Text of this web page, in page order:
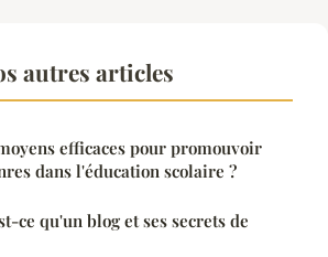
autres articles
efficaces pour promouvoir
dans l'éducation scolaire ?
ce qu'un blog et ses secrets de